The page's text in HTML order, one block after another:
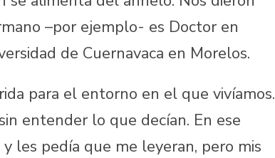
–por ejemplo- es Doctor en
de Cuernavaca en Morelos.
para el entorno en el que vivíamos.
entender lo que decían. En ese
les pedía que me leyeran, pero mis